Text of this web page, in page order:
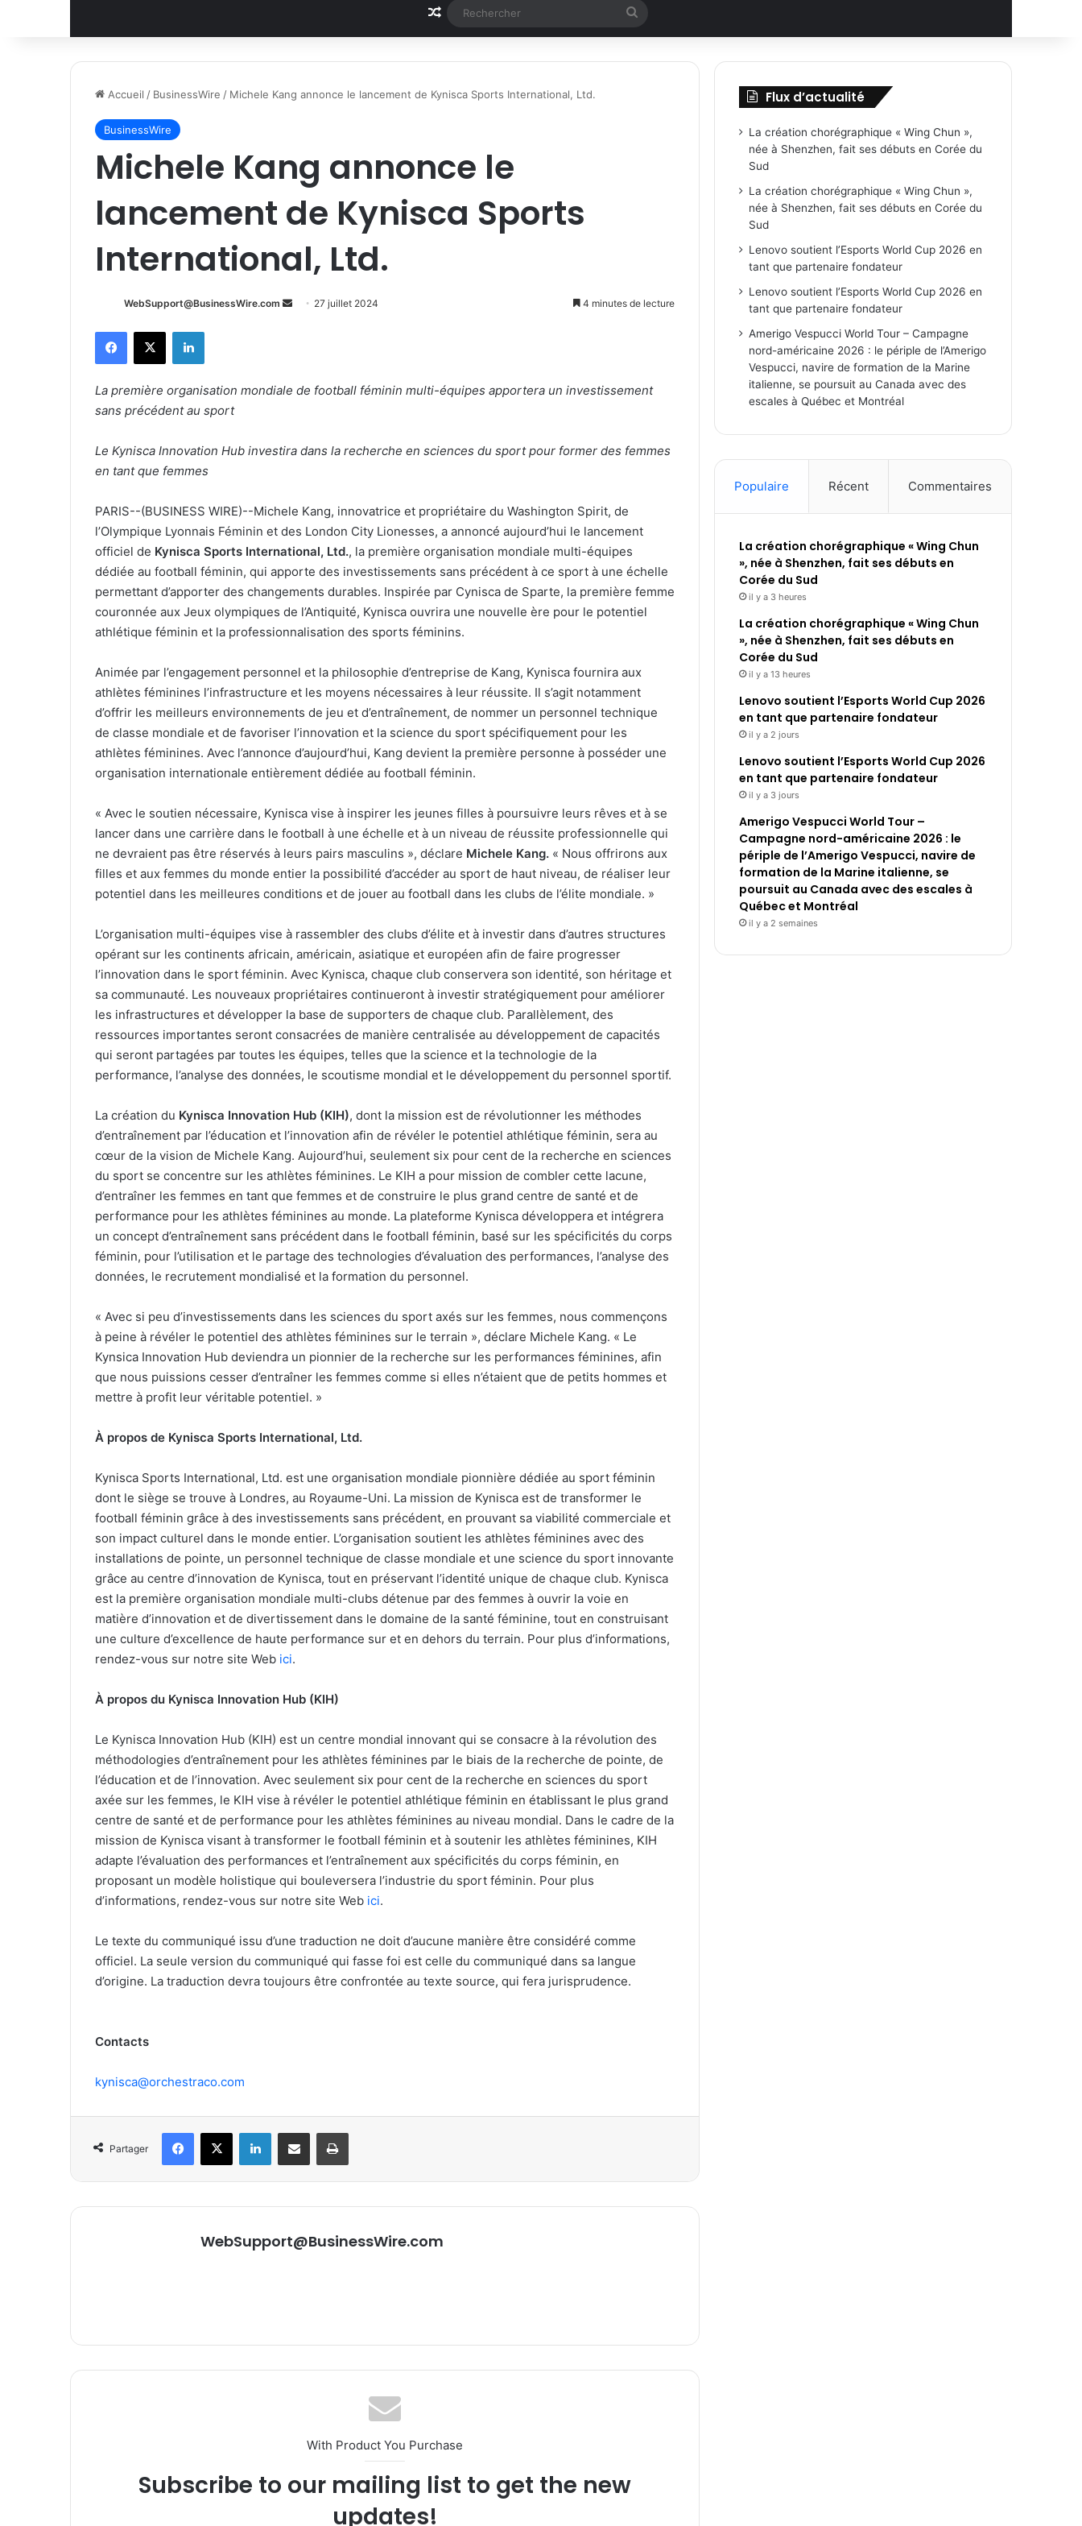
Article Aléatoire Rechercher
Accueil / BusinessWire / Michele Kang annonce le lancement de Kynisca Sports International, Ltd.
BusinessWire
Michele Kang annonce le
lancement de Kynisca Sports
International, Ltd.
WebSupport@BusinessWire.com
Envoyer27 juillet 2024 4 minutes de lecture
Facebook
X Linkedin
La première organisation mondiale de football féminin multi-équipes apportera un investissement
sans précédent au sport
Le Kynisca Innovation Hub investira dans la recherche en sciences du sport pour former des femmes
en tant que femmes
PARIS--(BUSINESS WIRE)--Michele Kang, innovatrice et propriétaire du Washington Spirit, de
l’Olympique Lyonnais Féminin et des London City Lionesses, a annoncé aujourd’hui le lancement
officiel de Kynisca Sports International, Ltd., la première organisation mondiale multi-équipes
dédiée au football féminin, qui apporte des investissements sans précédent à ce sport à une échelle
permettant d’apporter des changements durables. Inspirée par Cynisca de Sparte, la première femme
couronnée aux Jeux olympiques de l’Antiquité, Kynisca ouvrira une nouvelle ère pour le potentiel
athlétique féminin et la professionnalisation des sports féminins.
Animée par l’engagement personnel et la philosophie d’entreprise de Kang, Kynisca fournira aux
athlètes féminines l’infrastructure et les moyens nécessaires à leur réussite. Il s’agit notamment
d’offrir les meilleurs environnements de jeu et d’entraînement, de nommer un personnel technique
de classe mondiale et de favoriser l’innovation et la science du sport spécifiquement pour les
athlètes féminines. Avec l’annonce d’aujourd’hui, Kang devient la première personne à posséder une
organisation internationale entièrement dédiée au football féminin.
« Avec le soutien nécessaire, Kynisca vise à inspirer les jeunes filles à poursuivre leurs rêves et à se
lancer dans une carrière dans le football à une échelle et à un niveau de réussite professionnelle qui
ne devraient pas être réservés à leurs pairs masculins », déclare Michele Kang. « Nous offrirons aux
filles et aux femmes du monde entier la possibilité d’accéder au sport de haut niveau, de réaliser leur
potentiel dans les meilleures conditions et de jouer au football dans les clubs de l’élite mondiale. »
L’organisation multi-équipes vise à rassembler des clubs d’élite et à investir dans d’autres structures
opérant sur les continents africain, américain, asiatique et européen afin de faire progresser
l’innovation dans le sport féminin. Avec Kynisca, chaque club conservera son identité, son héritage et
sa communauté. Les nouveaux propriétaires continueront à investir stratégiquement pour améliorer
les infrastructures et développer la base de supporters de chaque club. Parallèlement, des
ressources importantes seront consacrées de manière centralisée au développement de capacités
qui seront partagées par toutes les équipes, telles que la science et la technologie de la
performance, l’analyse des données, le scoutisme mondial et le développement du personnel sportif.
La création du Kynisca Innovation Hub (KIH), dont la mission est de révolutionner les méthodes
d’entraînement par l’éducation et l’innovation afin de révéler le potentiel athlétique féminin, sera au
cœur de la vision de Michele Kang. Aujourd’hui, seulement six pour cent de la recherche en sciences
du sport se concentre sur les athlètes féminines. Le KIH a pour mission de combler cette lacune,
d’entraîner les femmes en tant que femmes et de construire le plus grand centre de santé et de
performance pour les athlètes féminines au monde. La plateforme Kynisca développera et intégrera
un concept d’entraînement sans précédent dans le football féminin, basé sur les spécificités du corps
féminin, pour l’utilisation et le partage des technologies d’évaluation des performances, l’analyse des
données, le recrutement mondialisé et la formation du personnel.
« Avec si peu d’investissements dans les sciences du sport axés sur les femmes, nous commençons
à peine à révéler le potentiel des athlètes féminines sur le terrain », déclare Michele Kang. « Le
Kynsica Innovation Hub deviendra un pionnier de la recherche sur les performances féminines, afin
que nous puissions cesser d’entraîner les femmes comme si elles n’étaient que de petits hommes et
mettre à profit leur véritable potentiel. »
À propos de Kynisca Sports International, Ltd.
Kynisca Sports International, Ltd. est une organisation mondiale pionnière dédiée au sport féminin
dont le siège se trouve à Londres, au Royaume-Uni. La mission de Kynisca est de transformer le
football féminin grâce à des investissements sans précédent, en prouvant sa viabilité commerciale et
son impact culturel dans le monde entier. L’organisation soutient les athlètes féminines avec des
installations de pointe, un personnel technique de classe mondiale et une science du sport innovante
grâce au centre d’innovation de Kynisca, tout en préservant l’identité unique de chaque club. Kynisca
est la première organisation mondiale multi-clubs détenue par des femmes à ouvrir la voie en
matière d’innovation et de divertissement dans le domaine de la santé féminine, tout en construisant
une culture d’excellence de haute performance sur et en dehors du terrain. Pour plus d’informations,
rendez-vous sur notre site Web ici.
À propos du Kynisca Innovation Hub (KIH)
Le Kynisca Innovation Hub (KIH) est un centre mondial innovant qui se consacre à la révolution des
méthodologies d’entraînement pour les athlètes féminines par le biais de la recherche de pointe, de
l’éducation et de l’innovation. Avec seulement six pour cent de la recherche en sciences du sport
axée sur les femmes, le KIH vise à révéler le potentiel athlétique féminin en établissant le plus grand
centre de santé et de performance pour les athlètes féminines au niveau mondial. Dans le cadre de la
mission de Kynisca visant à transformer le football féminin et à soutenir les athlètes féminines, KIH
adapte l’évaluation des performances et l’entraînement aux spécificités du corps féminin, en
proposant un modèle holistique qui bouleversera l’industrie du sport féminin. Pour plus
d’informations, rendez-vous sur notre site Web ici.
Le texte du communiqué issu d’une traduction ne doit d’aucune manière être considéré comme
officiel. La seule version du communiqué qui fasse foi est celle du communiqué dans sa langue
d’origine. La traduction devra toujours être confrontée au texte source, qui fera jurisprudence.
Contacts
kynisca@orchestraco.com
Partager
Facebook
X LinkedinPartager par email Imprimer
WebSupport@BusinessWire.com
With Product You Purchase
Subscribe to our mailing list to get the new
updates!
Flux d’actualité
La création chorégraphique « Wing Chun »,
née à Shenzhen, fait ses débuts en Corée du
Sud
La création chorégraphique « Wing Chun »,
née à Shenzhen, fait ses débuts en Corée du
Sud
Lenovo soutient l’Esports World Cup 2026 en
tant que partenaire fondateur
Lenovo soutient l’Esports World Cup 2026 en
tant que partenaire fondateur
Amerigo Vespucci World Tour – Campagne
nord-américaine 2026 : le périple de l’Amerigo
Vespucci, navire de formation de la Marine
italienne, se poursuit au Canada avec des
escales à Québec et Montréal
Populaire Récent Commentaires
La création chorégraphique « Wing Chun
», née à Shenzhen, fait ses débuts en
Corée du Sud
il y a 3 heures
La création chorégraphique « Wing Chun
», née à Shenzhen, fait ses débuts en
Corée du Sud
il y a 13 heures
Lenovo soutient l’Esports World Cup 2026
en tant que partenaire fondateur
il y a 2 jours
Lenovo soutient l’Esports World Cup 2026
en tant que partenaire fondateur
il y a 3 jours
Amerigo Vespucci World Tour –
Campagne nord-américaine 2026 : le
périple de l’Amerigo Vespucci, navire de
formation de la Marine italienne, se
poursuit au Canada avec des escales à
Québec et Montréal
il y a 2 semaines